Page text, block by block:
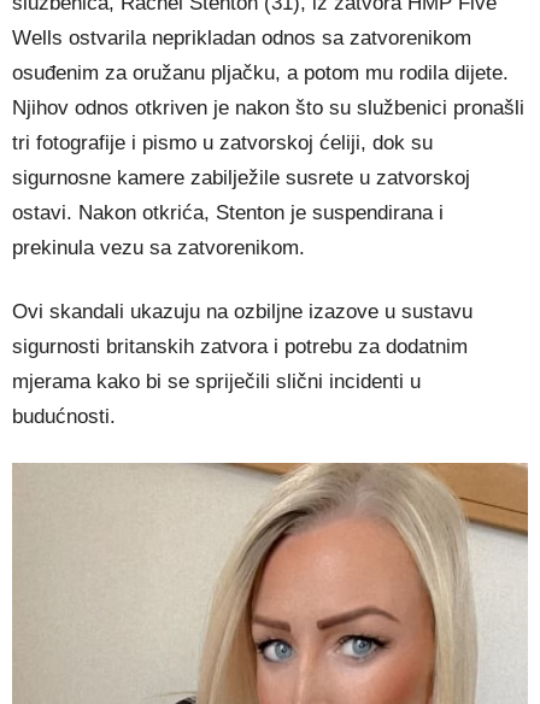
Wells ostvarila neprikladan odnos sa zatvorenikom
osuđenim za oružanu pljačku, a potom mu rodila dijete.
Njihov odnos otkriven je nakon što su službenici pronašli
tri fotografije i pismo u zatvorskoj ćeliji, dok su
sigurnosne kamere zabilježile susrete u zatvorskoj
ostavi. Nakon otkrića, Stenton je suspendirana i
prekinula vezu sa zatvorenikom.
Ovi skandali ukazuju na ozbiljne izazove u sustavu
sigurnosti britanskih zatvora i potrebu za dodatnim
mjerama kako bi se spriječili slični incidenti u
budućnosti.